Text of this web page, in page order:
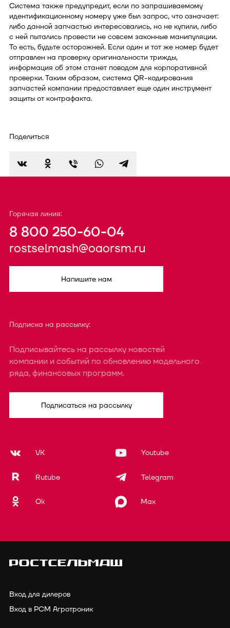
Система также предупредит, если по запрашиваемому
идентификационному номеру уже был запрос, что означает:
либо данной запчастью интересовались, но не купили, либо
с ней пытались провести не совсем законные манипуляции.
То есть, будьте осторожней. Если один и тот же номер будет
отправлен на проверку оригинальности трижды,
информация об этом станет поводом для корпоративной
проверки. Таким образом, система QR-кодирования
запчастей компании предоставляет еще один инструмент
защиты от контрафакта.
Поделиться
Горячая линия:
8 800 250-60-04
rostselmash@oaorsm.ru
Напишите нам
Подписка на рассылку:
Подписывайтесь на рассылку новостей
компании и событий по обновлению модельного
ряда, финансовых программ.
Подписаться на рассылку
VK Youtube
Rutube Telegram
Ok Max
Вход для дилеров
Вход в РСМ Агротроник